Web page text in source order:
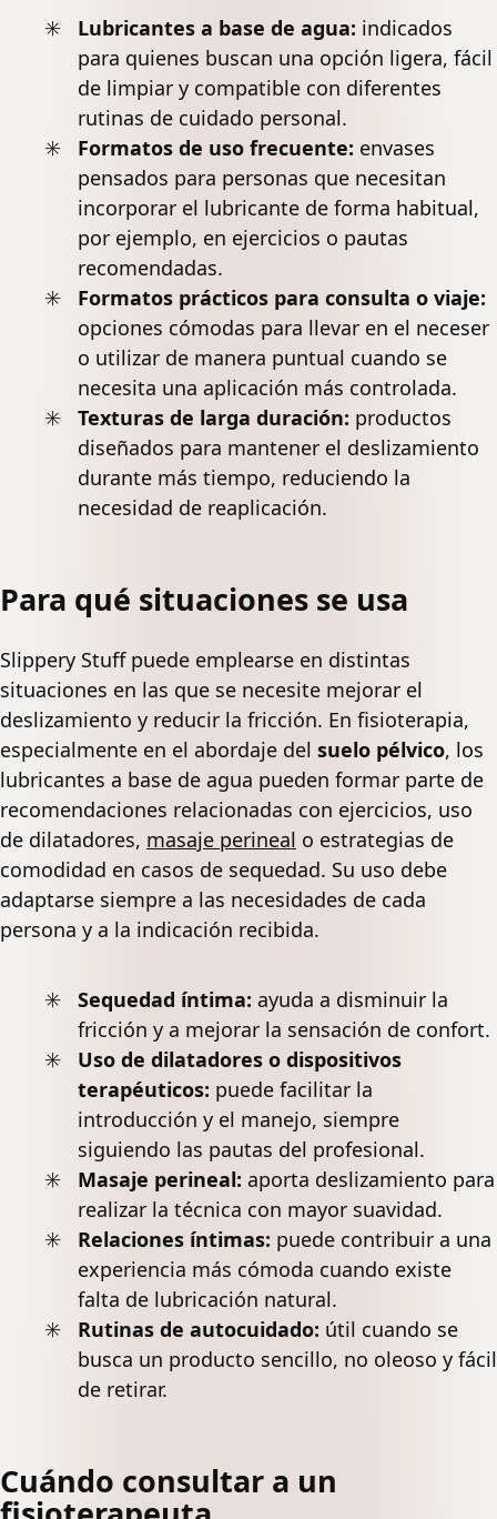
Lubricantes a base de agua: indicados
para quienes buscan una opción ligera, fácil
de limpiar y compatible con diferentes
rutinas de cuidado personal.
Formatos de uso frecuente: envases
pensados para personas que necesitan
incorporar el lubricante de forma habitual,
por ejemplo, en ejercicios o pautas
recomendadas.
Formatos prácticos para consulta o viaje:
opciones cómodas para llevar en el neceser
o utilizar de manera puntual cuando se
necesita una aplicación más controlada.
Texturas de larga duración: productos
diseñados para mantener el deslizamiento
durante más tiempo, reduciendo la
necesidad de reaplicación.
Para qué situaciones se usa
Slippery Stuff puede emplearse en distintas
situaciones en las que se necesite mejorar el
deslizamiento y reducir la fricción. En fisioterapia,
especialmente en el abordaje del suelo pélvico, los
lubricantes a base de agua pueden formar parte de
recomendaciones relacionadas con ejercicios, uso
de dilatadores, masaje perineal o estrategias de
comodidad en casos de sequedad. Su uso debe
adaptarse siempre a las necesidades de cada
persona y a la indicación recibida.
Sequedad íntima: ayuda a disminuir la
fricción y a mejorar la sensación de confort.
Uso de dilatadores o dispositivos
terapéuticos: puede facilitar la
introducción y el manejo, siempre
siguiendo las pautas del profesional.
Masaje perineal: aporta deslizamiento para
realizar la técnica con mayor suavidad.
Relaciones íntimas: puede contribuir a una
experiencia más cómoda cuando existe
falta de lubricación natural.
Rutinas de autocuidado: útil cuando se
busca un producto sencillo, no oleoso y fácil
de retirar.
Cuándo consultar a un